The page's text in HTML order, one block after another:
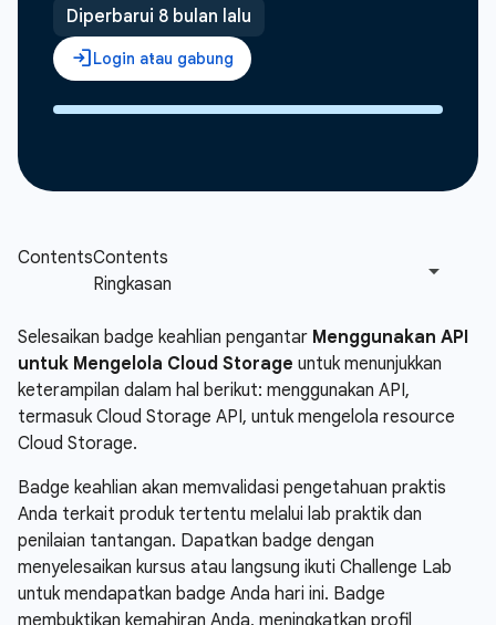
Diperbarui 8 bulan lalu
Selesaikan badge keahlian pengantar Menggunakan API
untuk Mengelola Cloud Storage untuk menunjukkan
keterampilan dalam hal berikut: menggunakan API,
termasuk Cloud Storage API, untuk mengelola resource
Cloud Storage.
Badge keahlian akan memvalidasi pengetahuan praktis
Anda terkait produk tertentu melalui lab praktik dan
penilaian tantangan. Dapatkan badge dengan
menyelesaikan kursus atau langsung ikuti Challenge Lab
untuk mendapatkan badge Anda hari ini. Badge
membuktikan kemahiran Anda, meningkatkan profil